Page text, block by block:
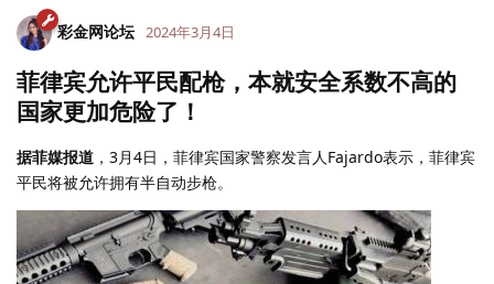
彩金网论坛 2024年3月4日
菲律宾允许平民配枪，本就安全系数不高的
国家更加危险了！
据菲媒报道 ，3月4日，菲律宾国家警察发言人Fajardo表示，菲律宾
平民将被允许拥有半自动步枪。